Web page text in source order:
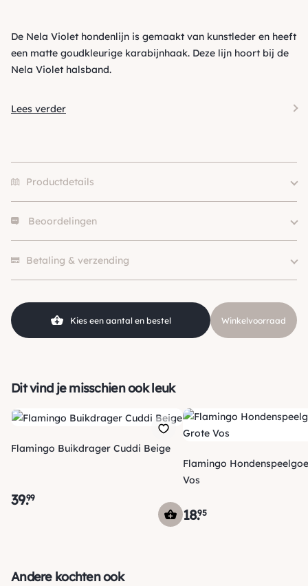
De Nela Violet hondenlijn is gemaakt van kunstleder en heeft
een matte goudkleurige karabijnhaak. Deze lijn hoort bij de
Nela Violet halsband.
Lees verder
Productdetails
Merk
Kleur
Paars
SKU
Beoordelingen
Betaling & verzending
Je ontvangt een track & trace code van ons zodat je je
Kies een aantal en bestel Winkelvoorraad
Dit vind je misschien ook leuk
Flamingo Buikdrager Cuddi Beige
39.99
Flamingo Hondenspeelgoed Grote
Vos
18.95
Andere kochten ook